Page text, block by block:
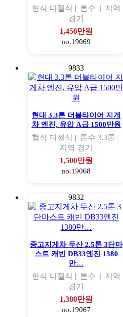
형식 디젤식 | 톤수 | 지역
경기
1,450만원
no.19069
9833
현대 3.3톤 더블타이어 지게
차 엔진, 유압 A급 1500만원
형식 디젤식 | 톤수 3.3톤 |
지역 경기
1,500만원
no.19068
9832
중고지게차 두산 2.5톤 3단마
스트 캐빈 DB33엔진 1380
만…
형식 디젤식 | 톤수 | 지역
경기
1,380만원
no.19067